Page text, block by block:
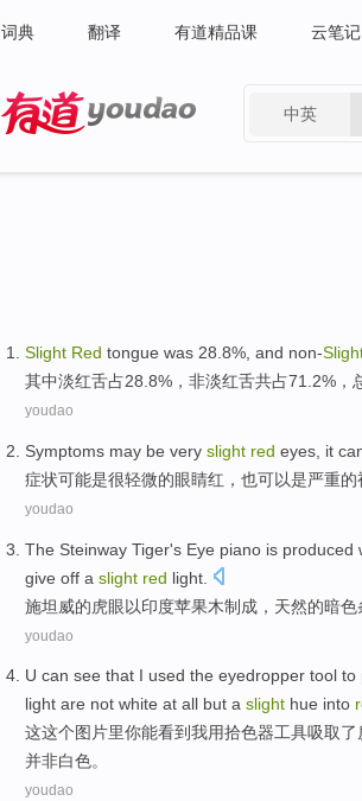
词典 翻译 有道精品课 云笔记
中英
Slight Red tongue was 28.8%, and non-
其中淡红舌占28.8%，非淡红舌共占71.2%，
youdao
Symptoms may be very slight red eyes it
症状可能是很轻微的眼睛红 ， 也可以是严重的
youdao
The Steinway Tiger's Eye piano is produced
give off a slight red light.
施坦 威的虎眼以印度苹果木制成 ， 天然的暗色
youdao
U can see that I used the eyedropper tool to
light are not white at all but a slight hue into
这这个图片里你能看到我用拾色器工具吸取了
并非白色。
youdao